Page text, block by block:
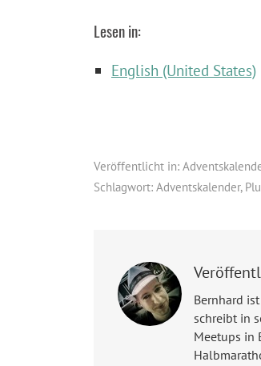
Lesen in:
English (United States)
Veröffentlicht in:
Schlagwort: Adventskalender,
Bernhard
schreibt in
Meetups in